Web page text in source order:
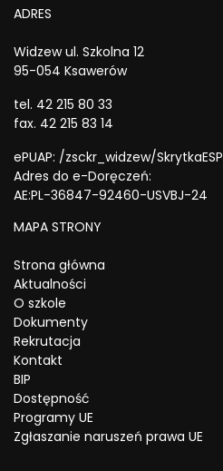
ADRES
Widzew ul. Szkolna 12
95-054 Ksawerów
tel. 42 215 80 33
fax. 42 215 83 14
ePUAP: /zsckr_widzew/SkrytkaESP
Adres do e-Doręczeń:
AE:PL-36847-92460-USVBJ-24
MAPA STRONY
Strona główna
Aktualności
O szkole
Dokumenty
Rekrutacja
Kontakt
BIP
Dostępność
Programy UE
Zgłaszanie naruszeń prawa UE